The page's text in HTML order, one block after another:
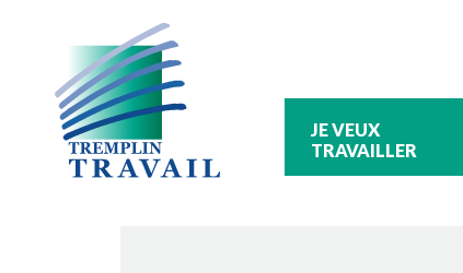
TRAVAILLER